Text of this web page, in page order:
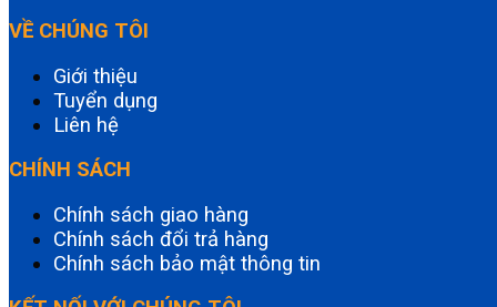
VỀ CHÚNG TÔI
Giới thiệu
Tuyển dụng
Liên hệ
CHÍNH SÁCH
Chính sách giao hàng
Chính sách đổi trả hàng
Chính sách bảo mật thông tin